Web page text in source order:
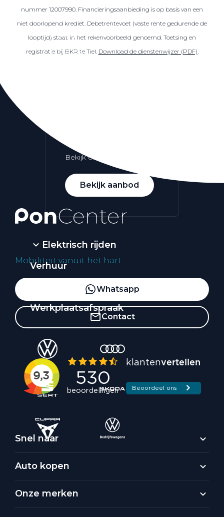
Škoda
CUPRA
Bekijk ons aanbod
Bekijk aanbod
Elektrisch rijden
Verhuur
Vestigingen
Werkplaatsafspraak
nummer 12007990. Financieringsaanbieding is op basis van een
niet doorlopend krediet. Debetrentevoet (vaste rente gedurende de
looptijd) staat in het rekenvoorbeeld genoemd. Toetsing en
registratie bij BKR te Tiel. Download de dienstenwijzer (PDF).
Mobiliteit vanuit het hart
Whatsapp
Contact
Snel naar
Auto kopen
Onze merken